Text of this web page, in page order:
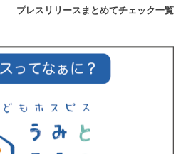
プレスリリースまとめてチェック一覧